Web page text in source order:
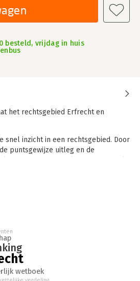
besteld, vrijdag in huis
het rechtsgebied Erfrecht en
snel inzicht in een rechtsgebied. Door
puntsgewijze uitleg en de
wetboek